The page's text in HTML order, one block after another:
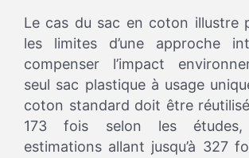
Le cas du sac en coton illustre
les limites d’une approche
compenser l’impact
seul sac plastique à usage
coton standard doit être
173 fois selon les
estimations allant jusqu’à 327